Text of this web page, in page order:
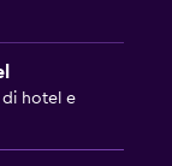
hotel e